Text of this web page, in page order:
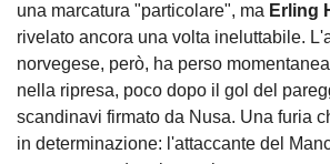
una marcatura "particolare", ma Erling
rivelato ancora una volta ineluttabile.
norvegese, però, ha perso
nella ripresa, poco dopo il gol del
scandinavi firmato da Nusa. Una furia
in determinazione: l'attaccante del